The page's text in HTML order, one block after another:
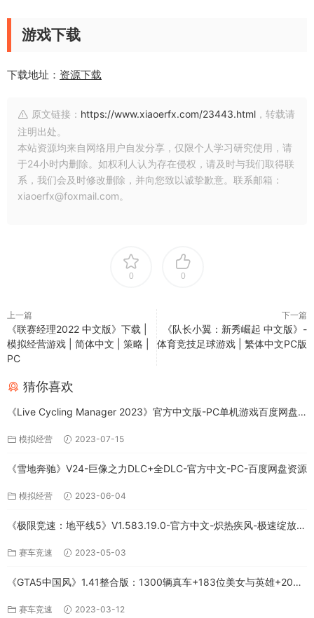
游戏下载
下载地址： 资源下载
原文链接： https://www.xiaoerfx.com/23443.html ，转载请
注明出处。
本站资源均来自网络用户自发分享，仅限个人学习研究使用，请
于24小时内删除。如权利人认为存在侵权，请及时与我们取得联
系，我们会及时修改删除，并向您致以诚挚歉意。联系邮箱：
xiaoerfx@foxmail.com。
0 0
上一篇
《联赛经理2022 中文版》下载 |
模拟经营游戏 | 简体中文 | 策略 |
PC
下一篇
《队长小翼：新秀崛起 中文版》-
体育竞技足球游戏 | 繁体中文PC版
猜你喜欢
《Live Cycling Manager 2023》官方中文版-PC单机游戏百度网盘
模拟经营 2023-07-15
《雪地奔驰》V24-巨像之力DLC+全DLC-官方中文-PC-百度网盘资源
模拟经营 2023-06-04
《极限竞速：地平线5》V1.583.19.0-官方中文-炽热疾风-极速绽放
赛车竞速 2023-05-03
《GTA5中国风》1.41整合版：1300辆真车+183位美女与英雄+200%
赛车竞速 2023-03-12